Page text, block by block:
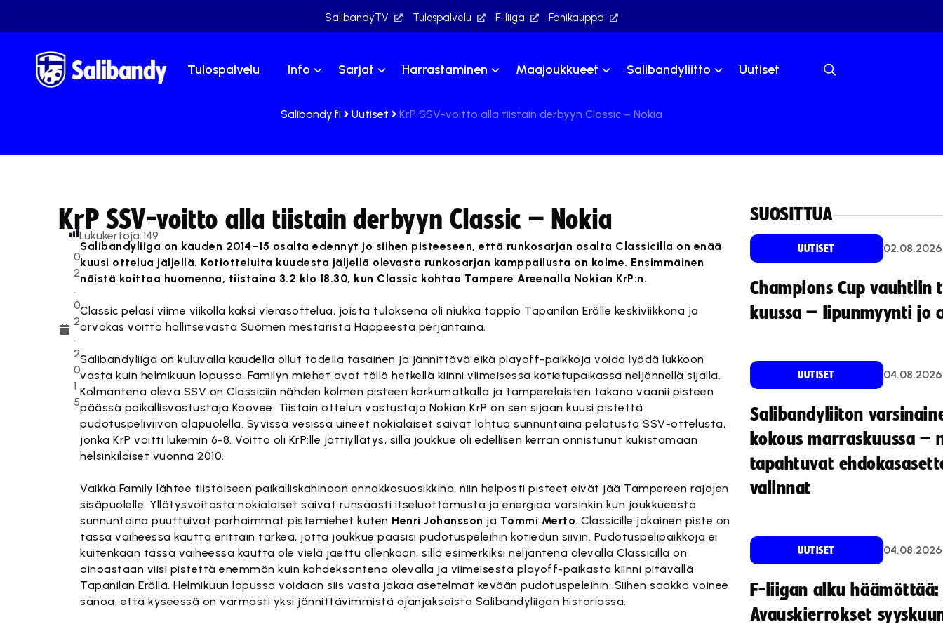
SalibandyTV Tulospalvelu F-liiga Fanikauppa
Tulospalvelu Info Sarjat Harrastaminen Maajoukkueet Salibandyliitto Uutiset
Salibandy.fi Uutiset KrP SSV-voitto alla tiistain derbyyn Classic – Nokia
KrP SSV-voitto alla tiistain derbyyn Classic – Nokia
0
2
.
0
2
.
2
0
1
5
Lukukertoja:149
Salibandyliiga on kauden 2014–15 osalta edennyt jo siihen pisteeseen, että runkosarjan osalta Classicilla on enää
kuusi ottelua jäljellä. Kotiotteluita kuudesta jäljellä olevasta runkosarjan kamppailusta on kolme. Ensimmäinen
näistä koittaa huomenna, tiistaina 3.2 klo 18.30, kun Classic kohtaa Tampere Areenalla Nokian KrP:n.
Classic pelasi viime viikolla kaksi vierasottelua, joista tuloksena oli niukka tappio Tapanilan Erälle keskiviikkona ja
arvokas voitto hallitsevasta Suomen mestarista Happeesta perjantaina.
Salibandyliiga on kuluvalla kaudella ollut todella tasainen ja jännittävä eikä playoff-paikkoja voida lyödä lukkoon
vasta kuin helmikuun lopussa. Familyn miehet ovat tällä hetkellä kiinni viimeisessä kotietupaikassa neljännellä sijalla.
Kolmantena oleva SSV on Classiciin nähden kolmen pisteen karkumatkalla ja tamperelaisten takana vaanii pisteen
päässä paikallisvastustaja Koovee. Tiistain ottelun vastustaja Nokian KrP on sen sijaan kuusi pistettä
pudotuspeliviivan alapuolella. Syvissä vesissä uineet nokialaiset saivat lohtua sunnuntaina pelatusta SSV-ottelusta,
jonka KrP voitti lukemin 6-8. Voitto oli KrP:lle jättiyllätys, sillä joukkue oli edellisen kerran onnistunut kukistamaan
helsinkiläiset vuonna 2010.
Vaikka Family lähtee tiistaiseen paikalliskahinaan ennakkosuosikkina, niin helposti pisteet eivät jää Tampereen rajojen
sisäpuolelle. Yllätysvoitosta nokialaiset saivat runsaasti itseluottamusta ja energiaa varsinkin kun joukkueesta
sunnuntaina puuttuivat parhaimmat pistemiehet kuten Henri Johansson ja Tommi Merto. Classicille jokainen piste on
tässä vaiheessa kautta erittäin tärkeä, jotta joukkue pääsisi pudotuspeleihin kotiedun siivin. Pudotuspelipaikkoja ei
kuitenkaan tässä vaiheessa kautta ole vielä jaettu ollenkaan, sillä esimerkiksi neljäntenä olevalla Classicilla on
ainoastaan viisi pistettä enemmän kuin kahdeksantena olevalla ja viimeisestä playoff-paikasta kiinni pitävällä
Tapanilan Erällä. Helmikuun lopussa voidaan siis vasta jakaa asetelmat kevään pudotuspeleihin. Siihen saakka voinee
sanoa, että kyseessä on varmasti yksi jännittävimmistä ajanjaksoista Salibandyliigan historiassa.
SUOSITTUA
UUTISET 02.08.2026
Champions Cup vauhtiin
kuussa – lipunmyynti jo
UUTISET 04.08.2026
Salibandyliiton
kokous marraskuussa –
tapahtuvat
valinnat
UUTISET 04.08.2026
F-liigan alku häämöttää:
Avauskierrokset